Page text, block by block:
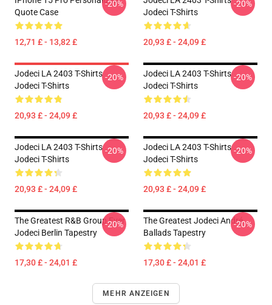
Quote Case
12,71 £ - 13,82 £
-20%
Jodeci T-Shirts
20,93 £ - 24,09 £
-20%
Jodeci LA 2403 T-Shirts
Jodeci T-Shirts
20,93 £ - 24,09 £
-20%
Jodeci LA 2403 T-Shirts
Jodeci T-Shirts
20,93 £ - 24,09 £
-20%
Jodeci LA 2403 T-Shirts
Jodeci T-Shirts
20,93 £ - 24,09 £
-20%
Jodeci LA 2403 T-Shirts
Jodeci T-Shirts
20,93 £ - 24,09 £
-20%
The Greatest R&B Group Ever
Jodeci Berlin Tapestry
17,30 £ - 24,01 £
-20%
The Greatest Jodeci André
Ballads Tapestry
17,30 £ - 24,01 £
-20%
MEHR ANZEIGEN